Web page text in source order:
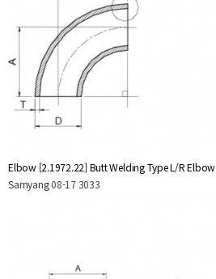
Elbow [2.1972.22] Butt Welding Type L/R Elbow
Samyang08-173033